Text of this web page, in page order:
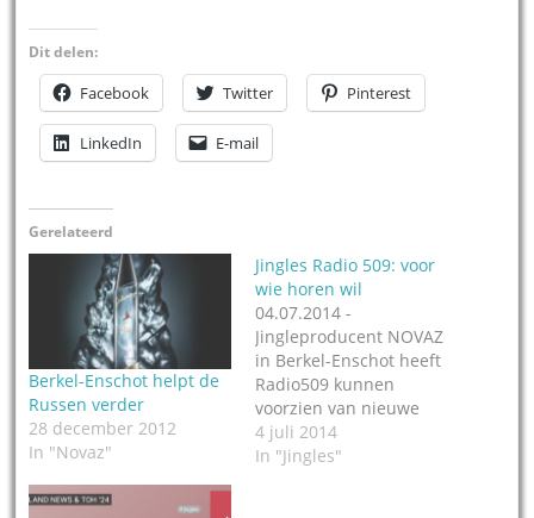
Dit delen:
Facebook Twitter Pinterest
LinkedIn E-mail
Gerelateerd
Berkel-Enschot helpt de
Russen verder
28 december 2012
In "Novaz"
Jingles Radio 509: voor
wie horen wil
04.07.2014 -
Jingleproducent NOVAZ
in Berkel-Enschot heeft
Radio509 kunnen
voorzien van nieuwe
jingles. Het station in
Hilversum koos voor een
4 juli 2014
In "Jingles"